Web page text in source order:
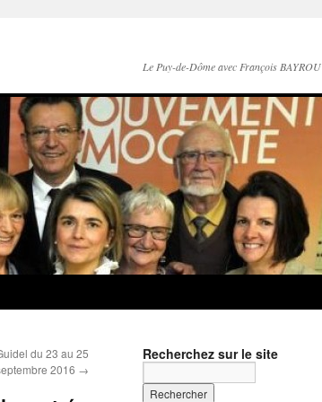
Le Puy-de-Dôme avec François BAYROU
du 23 au 25
2016 →
Recherchez sur le site